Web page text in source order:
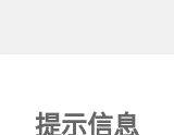
提示信息